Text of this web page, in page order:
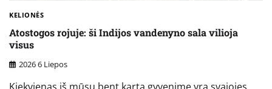
KELIONĖS
Atostogos rojuje: ši Indijos vandenyno sala vilioja
visus
2026 6 Liepos